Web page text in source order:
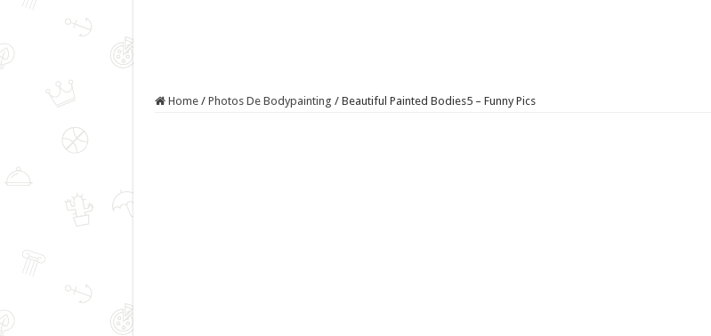
Home / Photos De Bodypainting / Beautiful Painted Bodies5 – Funny Pics